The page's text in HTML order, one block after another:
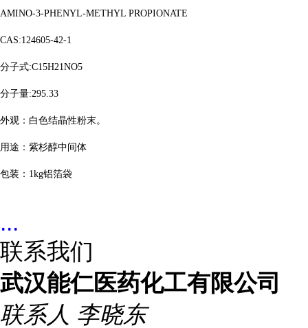
AMINO-3-PHENYL-METHYL PROPIONATE
CAS:124605-42-1
分子式:C15H21NO5
分子量:295.33
外观：白色结晶性粉末。
用途：紫杉醇中间体
包装： 1kg铝箔袋
...
联系我们
武汉能仁医药化工有限公司
联系人 李晓东